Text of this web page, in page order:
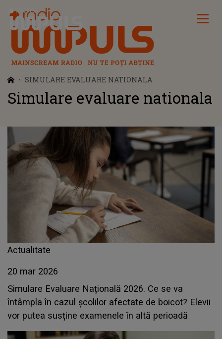
Radio Impuls
SIMULARE EVALUARE NATIONALA
Simulare evaluare nationala
Actualitate
20 mar 2026
Simulare Evaluare Națională 2026. Ce se va
întâmpla în cazul școlilor afectate de boicot? Elevii
vor putea susține examenele în altă perioadă